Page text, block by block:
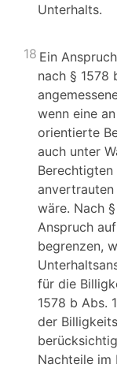
Unterhalts.
18 Ein
nach § 1578
wenn eine
orientierte
auch unter
wäre. Nach
Anspruch
begrenzen,
für die
1578 b Abs.
der
Nachteile